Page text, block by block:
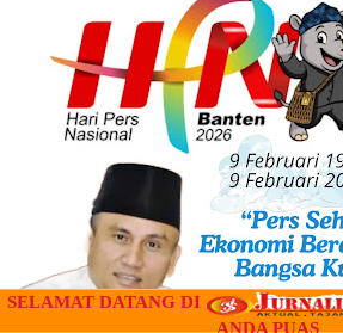
SELAMAT DATANG DI
ANDA PUAS